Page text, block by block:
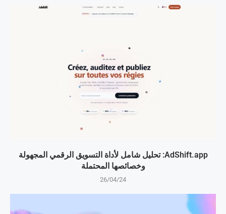
AdShift.app: تحليل شامل لأداة التسويق الرقمي المجهولة
وخصائصها المحتملة
26/04/24